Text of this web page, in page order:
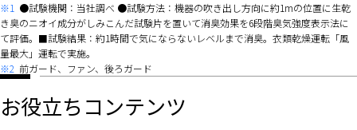
※1 ●試験機関：当社調べ ●試験方法：機器の吹き出し方向に約1mの位置に生乾
き臭のニオイ成分がしみこんだ試験片を置いて消臭効果を6段階臭気強度表示法に
て評価。■試験結果：約1時間で気にならないレベルまで消臭。衣類乾燥運転「風
量最大」運転で実施。
※2 前ガード、ファン、後ろガード
お役立ちコンテンツ